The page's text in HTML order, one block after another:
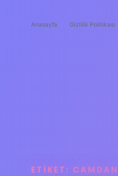
Anasayfa Gizlilik Politikası
ETIKET: